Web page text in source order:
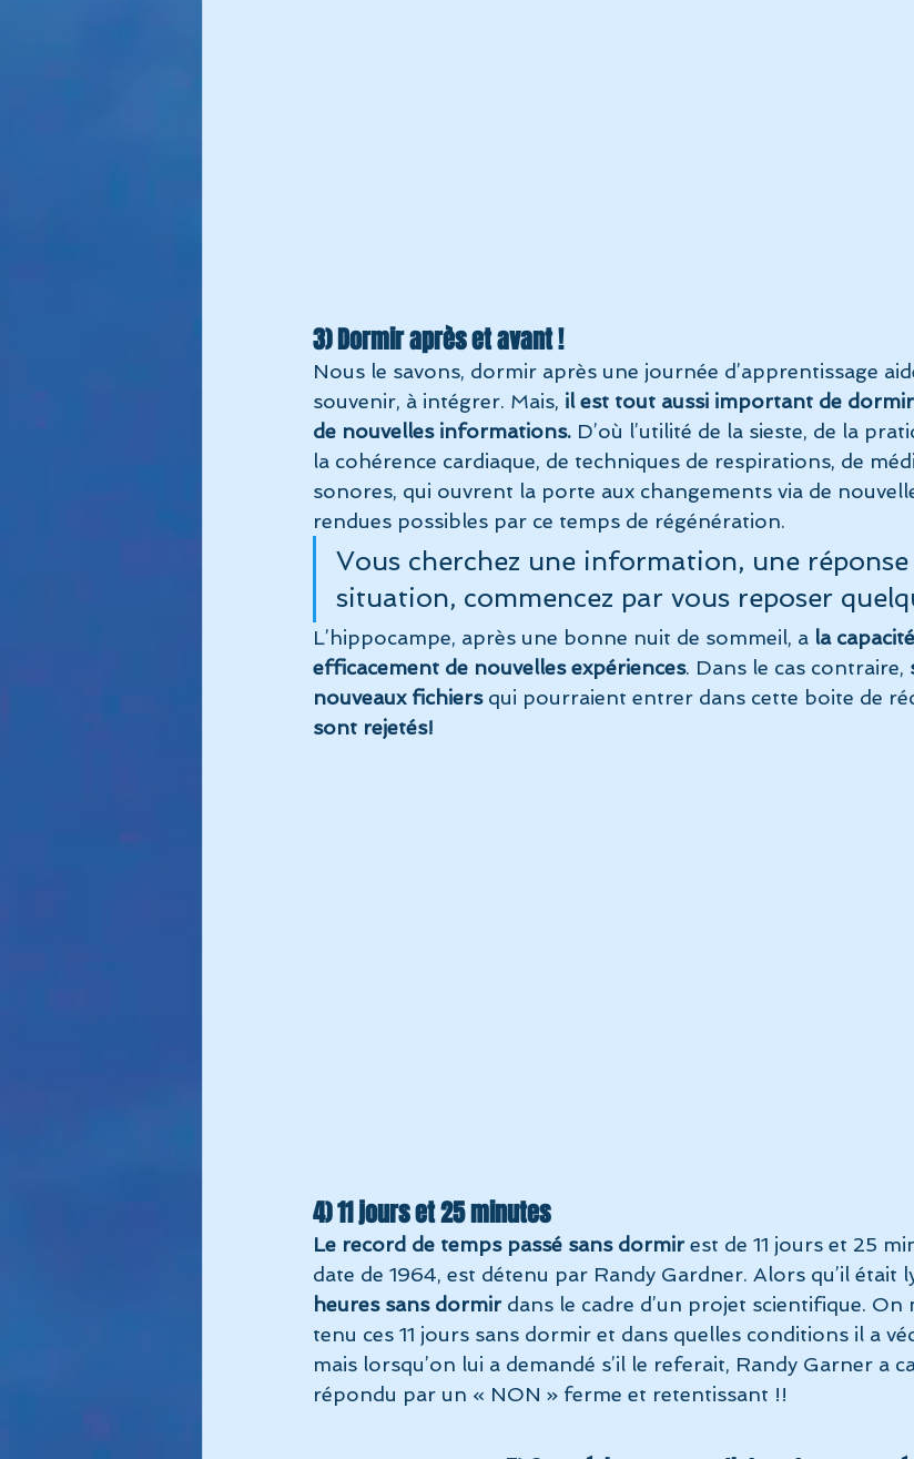
3) Dormir après et avant !
Nous le savons, dormir après une journée d’apprentissage
souvenir, à intégrer. Mais, il est tout aussi important de
de nouvelles informations. D’où l’utilité de la sieste, de la
la cohérence cardiaque, de techniques de respirations, de
sonores, qui ouvrent la porte aux changements via de
rendues possibles par ce temps de régénération.
Vous cherchez une information, une
situation, commencez par vous reposer
L’hippocampe, après une bonne nuit de sommeil, a la
efficacement de nouvelles expériences. Dans le cas contraire,
nouveaux fichiers qui pourraient entrer dans cette boite de
sont rejetés!
4) 11 jours et 25 minutes
Le record de temps passé sans dormir est de 11 jours et 25
date de 1964, est détenu par Randy Gardner. Alors qu’il était
heures sans dormir dans le cadre d’un projet scientifique. On
tenu ces 11 jours sans dormir et dans quelles conditions il a
mais lorsqu’on lui a demandé s’il le referait, Randy Garner a
répondu par un « NON » ferme et retentissant !!